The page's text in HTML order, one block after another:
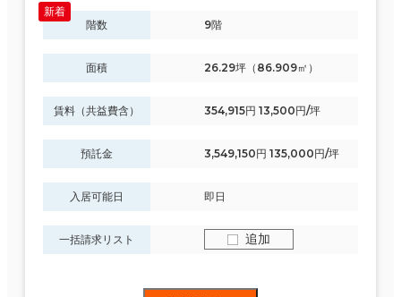
階数 9階
面積 26.29坪（86.909㎡）
賃料（共益費含） 354,915円 13,500円/坪
預託金 3,549,150円 135,000円/坪
入居可能日 即日
一括請求リスト 追加
面積選択
坪数
～
複数フロアを含む
賃料選択（共益費含）
坪単価